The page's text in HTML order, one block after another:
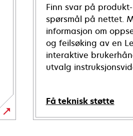
Finn svar på
spørsmål på nettet.
informasjon om
og feilsøking av en
interaktive
utvalg
Få teknisk støtte
opens